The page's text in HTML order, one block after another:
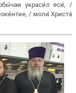
украси́л еси́, /
/ моли́ Христа́